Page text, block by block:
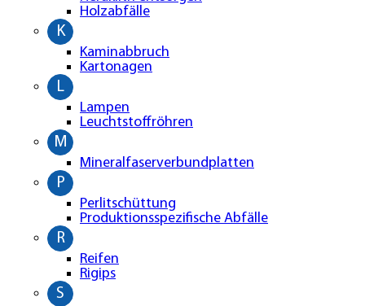
Holzabfälle
K
Kaminabbruch
Kartonagen
L
Lampen
Leuchtstoffröhren
M
Mineralfaserverbundplatten
P
Perlitschüttung
Produktionsspezifische Abfälle
R
Reifen
Rigips
S